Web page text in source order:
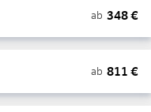
ab 348€
ab 811 €